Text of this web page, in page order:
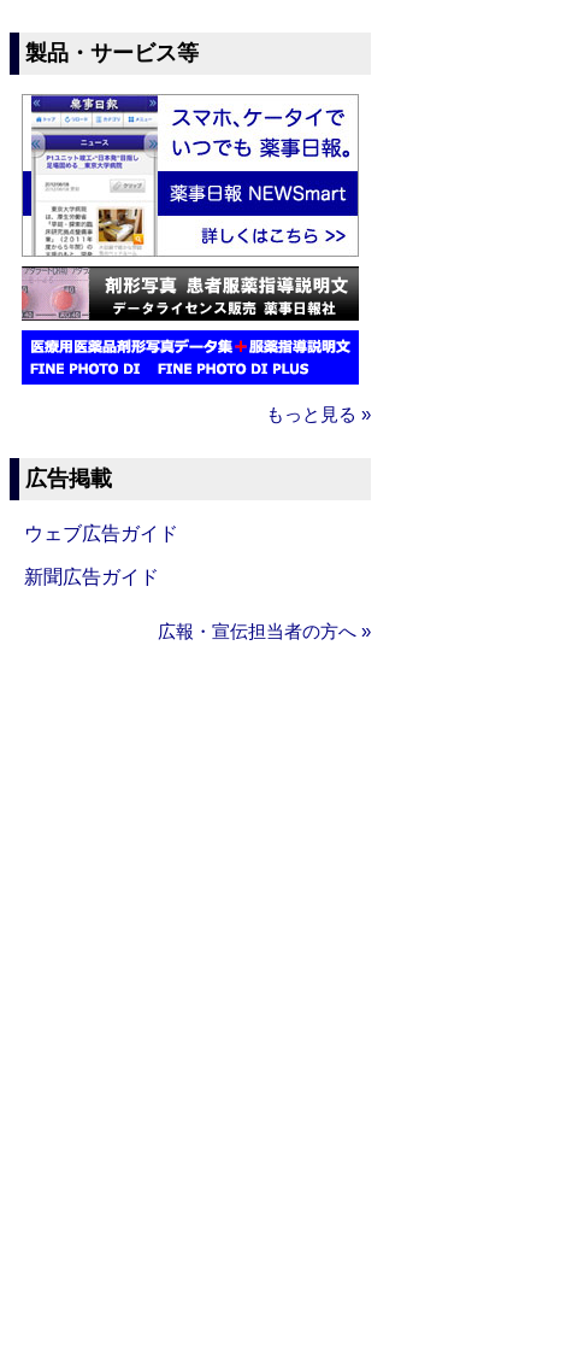
製品・サービス等
もっと見る »
広告掲載
ウェブ広告ガイド
新聞広告ガイド
広報・宣伝担当者の方へ »